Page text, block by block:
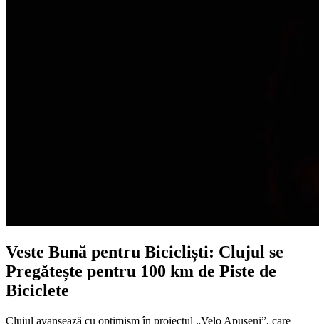
Veste Bună pentru Bicicliști: Clujul se
Pregătește pentru 100 km de Piste de
Biciclete
Clujul avansează cu optimism în proiectul „Velo Apuseni”, care